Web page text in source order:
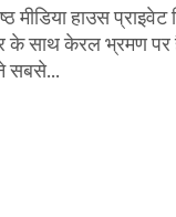
मीडिया हाउस
के साथ केरल भ्रमण
सबसे...